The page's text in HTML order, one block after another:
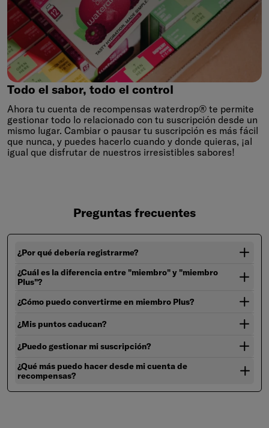
Todo el sabor, todo el control
Todo el sabor, todo el control
Ahora tu cuenta de recompensas waterdrop® te permite
gestionar todo lo relacionado con tu suscripción desde un
mismo lugar. Cambiar o pausar tu suscripción es más fácil
que nunca, y puedes hacerlo cuando y donde quieras, ¡al
igual que disfrutar de nuestros irresistibles sabores!
Preguntas frecuentes
¿Por qué debería registrarme?
¿Cuál es la diferencia entre "miembro" y "miembro
Plus"?
¿Cómo puedo convertirme en miembro Plus?
¿Mis puntos caducan?
¿Puedo gestionar mi suscripción?
¿Qué más puedo hacer desde mi cuenta de
recompensas?